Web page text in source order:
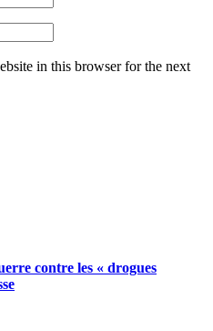
in this browser for the next
contre les « drogues